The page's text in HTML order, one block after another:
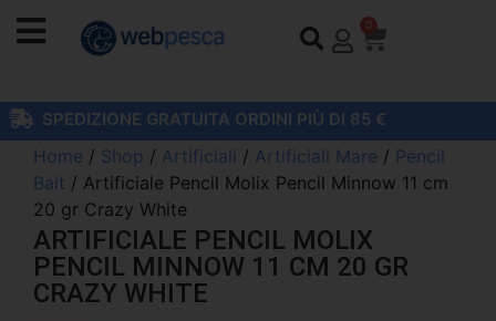
0
SPEDIZIONE GRATUITA ORDINI PIÙ DI 85 €
Home / Shop / Artificiali / Artificiali Mare / Pencil
Bait / Artificiale Pencil Molix Pencil Minnow 11 cm
20 gr Crazy White
ARTIFICIALE PENCIL MOLIX
PENCIL MINNOW 11 CM 20 GR
CRAZY WHITE